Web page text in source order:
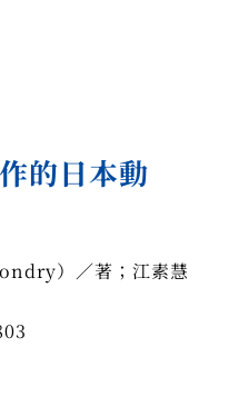
的日本動
）／著；江素慧